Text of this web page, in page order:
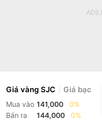
Giá vàng SJC Giá bạc
Mua vào 141,000
0%
Bán ra
144,000 0%